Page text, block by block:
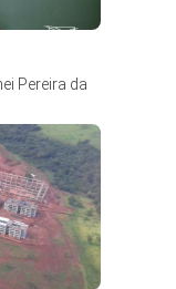
Pereira da